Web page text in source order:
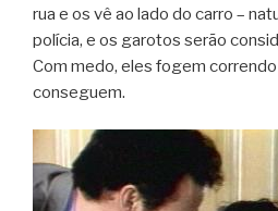
rua e os vê ao lado do carro –
polícia, e os garotos serão
Com medo, eles fogem
conseguem.